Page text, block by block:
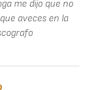
me dijo que no
aveces en la